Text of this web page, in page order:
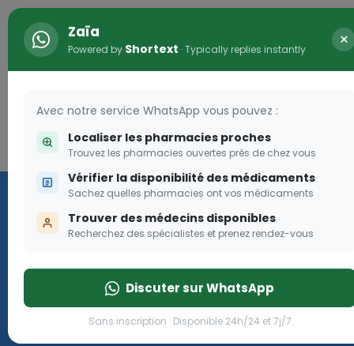
Connexion
Les aides sociales Pharma
Dream
pique!
Zaïa
Powered by Shortext · Typically replies instantly ×
Avec notre service WhatsApp vous pouvez :
Localiser les pharmacies proches
Trouvez les pharmacies ouvertes près de chez vous
Vérifier la disponibilité des médicaments
Sachez quelles pharmacies ont vos médicaments
Trouver des médecins disponibles
Recherchez des spécialistes et prenez rendez-vous
Discuter sur WhatsApp
Sans inscription · Disponible 24h/24 et 7j/7